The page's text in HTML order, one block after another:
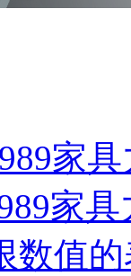
家
家
数值